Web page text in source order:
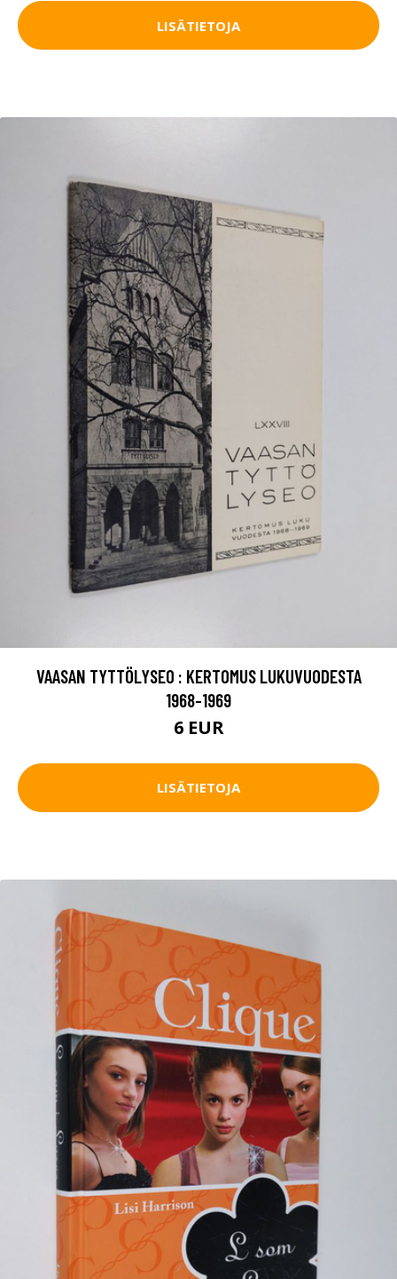
LISÄTIETOJA
VAASAN TYTTÖLYSEO : KERTOMUS LUKUVUODESTA
1968-1969
6 EUR
LISÄTIETOJA